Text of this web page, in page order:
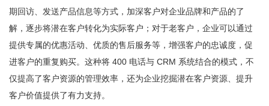
期回访、发送产品信息等方式，加深客户对企业品牌和产品的了
解，逐步将潜在客户转化为实际客户；对于老客户，企业可以通过
提供专属的优惠活动、优质的售后服务等，增强客户的忠诚度，促
进客户的重复购买。这种将 400 电话与 CRM 系统结合的模式，不
仅提高了客户资源的管理效率，还为企业挖掘潜在客户资源、提升
客户价值提供了有力支持。